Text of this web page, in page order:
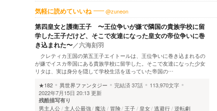
気軽に読めていいね @zuneon
第四皇女と護衛王子 〜王位争いが嫌で隣国の貴族学校に留
学した王子だけど、そこで友達になった皇女の帝位争いに巻
き込まれた〜／六海刻羽
クレティカ王国の第五王子エイトールは、王位争いに巻き込まれるの
が嫌でイスカ帝国にある貴族学校に留学した。そこで友達になった少女
リタは、実は身分を隠して学校生活を送っていた帝国の…
★182
異世界ファンタジー 完結済37話
113,970文字
2022年7月15日 20:13 更新
残酷描写有り
男主人公 主人公最強 魔法 冒険 王子 皇女 逃避行 逆転劇